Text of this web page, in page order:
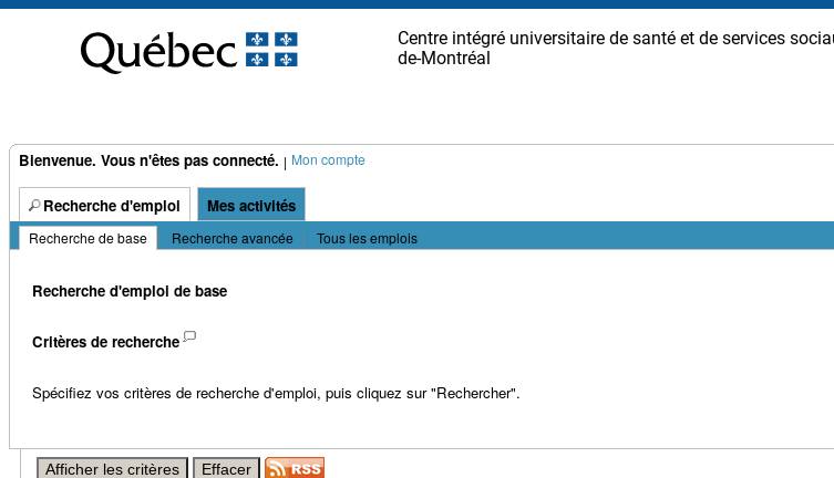
Centre intégré universitaire de santé et de services
de-Montréal
Bienvenue. Vous n'êtes pas connecté. | Mon compte
Recherche d'emploi Mes activités
Recherche de base | Recherche avancée | Tous les emplois
Recherche d'emploi de base
Critères de recherche
Spécifiez vos critères de recherche d'emploi, puis cliquez sur "Rechercher".